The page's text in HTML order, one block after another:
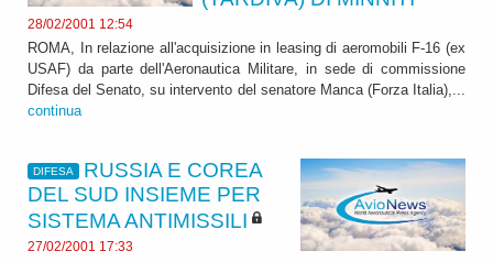
28/02/2001 12:54
ROMA, In relazione all'acquisizione in leasing di aeromobili F-16 (ex
USAF) da parte dell'Aeronautica Militare, in sede di commissione
Difesa del Senato, su intervento del senatore Manca (Forza Italia),...
continua
DIFESA
RUSSIA E COREA
DEL SUD INSIEME PER
SISTEMA ANTIMISSILI
27/02/2001 17:33